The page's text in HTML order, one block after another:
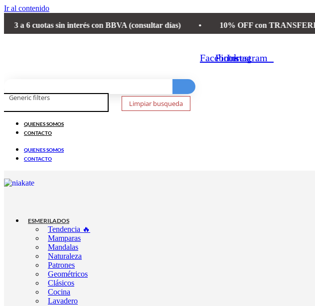
Ir al contenido
sin interés con BBVA (consultar días)
• 10% OFF con TRANSFERENCIA
Facebook
Pinterest
Instagram
Generic filters
Limpiar busqueda
QUIENES SOMOS
CONTACTO
QUIENES SOMOS
CONTACTO
ESMERILADOS
Tendencia 🔥
Mamparas
Mandalas
Naturaleza
Patrones
Geométricos
Clásicos
Cocina
Lavadero